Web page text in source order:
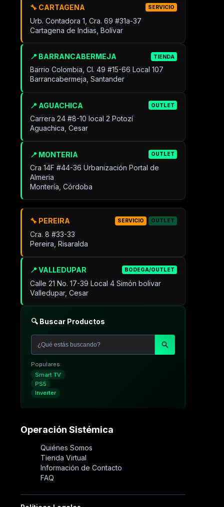
🔧 CARTAGENA SERVICIO
Urb. Contadora 1, Cra. 69 #31a-37
Cartagena de Indias, Bolívar
📍 BARRANCABERMEJA TIENDA
Barrio Colombia, Cl. 49 #15-66 Local 107
Barrancabermeja, Santander
📍 AGUACHICA OUTLET
Carrera 24 #8-10 local 2 Potozí
Aguachica, Cesar
📍 MONTERIA OUTLET
Cra 14F #44-36 Urbanización Portal de
Almeria
Montería, Córdoba
📍 VALLEDUPAR BODEGA/OUTLET
Calle 21 No. 17-39 Local 4 Simón bolivar
Valledupar, Cesar
🔧 PEREIRA SERVICIO OUTLET
Cra. 8 #33-33
Pereira, Risaralda
🔍 Buscar Productos
Populares:
Smart TV
PS5
Inverter
Operación Sistémica
Quiénes Somos
Tienda Virtual
Información de Contacto
FAQ